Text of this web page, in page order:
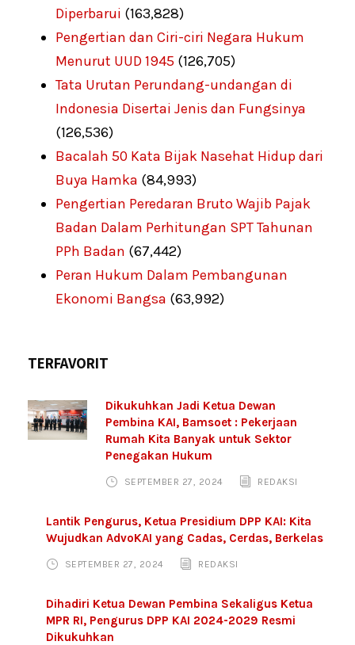
Diperbarui (163,828)
Pengertian dan Ciri-ciri Negara Hukum
Menurut UUD 1945 (126,705)
Tata Urutan Perundang-undangan di
Indonesia Disertai Jenis dan Fungsinya
(126,536)
Bacalah 50 Kata Bijak Nasehat Hidup dari
Buya Hamka (84,993)
Pengertian Peredaran Bruto Wajib Pajak
Badan Dalam Perhitungan SPT Tahunan
PPh Badan (67,442)
Peran Hukum Dalam Pembangunan
Ekonomi Bangsa (63,992)
TERFAVORIT
Dikukuhkan Jadi Ketua Dewan
Pembina KAI, Bamsoet : Pekerjaan
Rumah Kita Banyak untuk Sektor
Penegakan Hukum
SEPTEMBER 27, 2024 REDAKSI
Lantik Pengurus, Ketua Presidium DPP KAI: Kita
Wujudkan AdvoKAI yang Cadas, Cerdas, Berkelas
SEPTEMBER 27, 2024 REDAKSI
Dihadiri Ketua Dewan Pembina Sekaligus Ketua
MPR RI, Pengurus DPP KAI 2024-2029 Resmi
Dikukuhkan